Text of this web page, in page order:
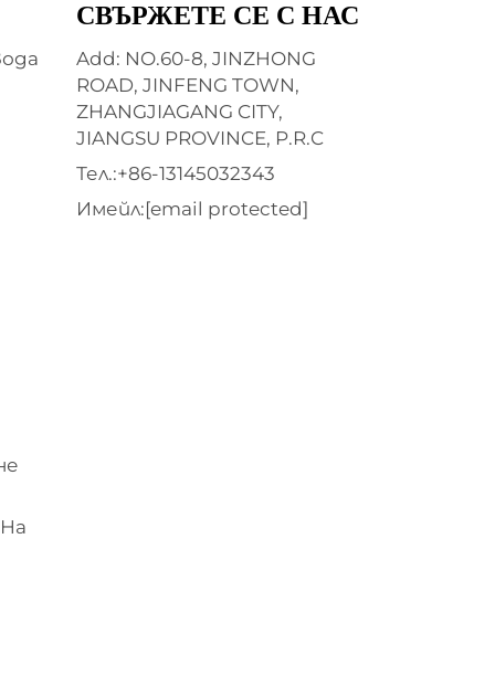
СВЪРЖЕТЕ СЕ С НАС
Add: NO.60-8, JINZHONG
ROAD, JINFENG TOWN,
ZHANGJIAGANG CITY,
JIANGSU PROVINCE, P.R.C
Тел.:+86-13145032343
Имейл:[email protected]